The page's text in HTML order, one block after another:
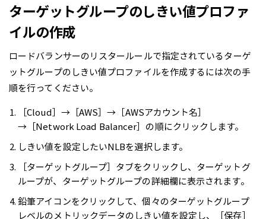
ターゲットグループのしきい値プロファ
イルの作成
ロードバランサーのリスタールールで指定されているターゲ
ットグループのしきい値プロファイルを作成するには次の手
順を行ってください。
［Cloud］→［AWS］→［AWSアカウント名］
→［Network Load Balancer］の順にクリックします。
しきい値を設定したいNLBを選択します。
［ターゲットグループ］タブをクリックし、ターゲットグ
ループが、ターゲットグループの詳細欄に表示されます。
鉛筆アイコンをクリックして、個々のターゲットグループ
レベルのメトリックデータのしきい値を設定し、［保存］